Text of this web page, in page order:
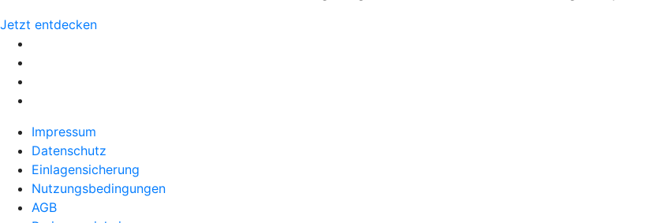
Jetzt entdecken
Impressum
Datenschutz
Einlagensicherung
Nutzungsbedingungen
AGB